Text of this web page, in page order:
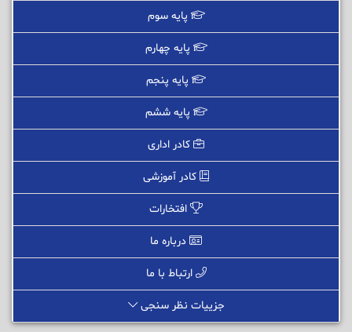
پایه سوم
پایه چهارم
پایه پنجم
پایه ششم
کادر اداری
کادر آموزشی
افتخارات
درباره ما
ارتباط با ما
جزییات نظر سنجی